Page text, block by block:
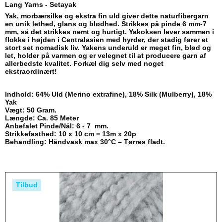
Lang Yarns - Setayak
Yak, morbærsilke og ekstra fin uld giver dette naturfibergarn
en unik lethed, glans og blødhed. Strikkes på pinde 6 mm-7
mm, så det strikkes nemt og hurtigt. Yakoksen lever sammen i
flokke i højden i Centralasien med hyrder, der stadig fører et
stort set nomadisk liv. Yakens underuld er meget fin, blød og
let, holder på varmen og er velegnet til at producere garn af
allerbedste kvalitet. Forkæl dig selv med noget
ekstraordinært!
Indhold: 64% Uld (Merino extrafine), 18% Silk (Mulberry), 18%
Yak
Vægt: 50 Gram.
Længde: Ca. 85 Meter
Anbefalet Pinde/Nål: 6 - 7 mm.
Strikkefasthed: 10 x 10 cm = 13m x 20p
Behandling: Håndvask max 30°C – Tørres fladt.
Tilbud